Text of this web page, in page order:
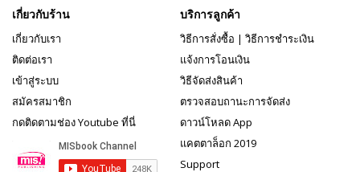
เกี่ยวกับร้าน
เกี่ยวกับเรา
ติดต่อเรา
เข้าสู่ระบบ
สมัครสมาชิก
กดติดตามช่อง Youtube ที่นี่
บริการลูกค้า
วิธีการสั่งซื้อ | วิธีการชำระเงิน
แจ้งการโอนเงิน
วิธีจัดส่งสินค้า
ตรวจสอบถานะการจัดส่ง
ดาวน์โหลด App
แคตตาล็อก 2019
Support